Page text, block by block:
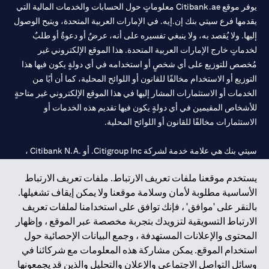
المودعة متاحة لإجراء مزيد من المعاملات أو سحبها لحين تنفيذ الطلب أو
إلغاؤه أو انتهاء صلاحيته.
قد لا يكون من الممكن تنفيذ طلب ما عندما يصل سعر السوق إلى سعر
المراقبة خلال المدة المحددة، وذلك لأسباب خارجة عن سيطرتنا ومن حين
لآخر. تشمل هذه الأسباب على سبيل المثال لا الحصر تقلبات السوق أو أن
السيولة المتوفرة لعملة معينة لا تتيح تأكيد الطلب في السوق بسعر
المراقبة الذي تحدده. يرجى ملاحظة أننا لا نتحمل أي مسؤولية عن أي
خسارة أو تكاليف أو مطالبة تنشأ عن أو فيما يتعلق بهذه الظروف. سيظل
الطلب ساريًا لحين انتهاء المدة المحددة.
يستخدم موقعنا ملفات تعريف الارتباط. ملفات تعريف الارتباط
الأساسية مطلوبة لأمان وسلامة موقعنا ولا يمكن إيقاف تشغيلها.
بالنقر على 'موافق' ، فإنك توافق على استخدامنا لملفات تعريف
الارتباط التسويقية لتزويدك بتجربة مخصصة عبر الموقع ، وإظهار
المحتوى والإعلانات المستهدفة ، وجمع البيانات الإحصائية حول
استخدام الموقع. يمكن مشاركة هذه المعلومات مع شركائنا في
وسائل التواصل الاجتماعي والإعلان والتحليل والذين قد يجمعونها
يوفر موقع Citibank.ae معلوماتٍ حول الحسابات والخدمات المالية التي
يقدمها فرع سيتي بنك إن.إيه. في الإمارات العربية المتحدة، ويتيح الوصول
إليها. ولا يُقصد به، ولا ينبغي تفسيره على أنه، عرضٌ أو دعوةٌ أو طلبٌ
لخدماتٍ خارج الإمارات العربية المتحدة. هذا الموقع الإلكتروني غير
مُخصص للتوزيع على أي شخصٍ أو استخدامه في أي دولةٍ يكون فيها هذا
التوزيع أو الاستخدام مخالفًا للقانون أو اللوائح المحلية، كما أن أيًا من
الخدمات أو الاستثمارات المشار إليها في هذا الموقع الإلكتروني غير متاحةٍ
للأشخاص المقيمين في أي دولةٍ يكون فيها تقديم هذه الخدمات أو
الاستثمارات مخالفًا للقانون أو اللوائح المحلية.
سيتي بنك هي علامة خدمة لشركة Citigroup Inc. أو .Citibank N.A ،
سيتي بنك إن. إيه. الإمارات مسجل لدى مصرف الإمارات المركزي تحت
أرقام التراخيص 202563 لفرع الوصل في دبي، 531989 لفرع مول
الإمارات في دبي، وCN-1002019لفرع أبوظبي. هاتف: 4000 311 04.
فرع سيتي بنك إن إيه - الإمارات العربية المتحدة مرخص من مصرف
الإمارات العربية المتحدة المركزي كفرع لبنك أجنبي.
سيتي بنك إن إيه الإمارات العربية المتحدة مرخص من هيئة الأوراق المالية